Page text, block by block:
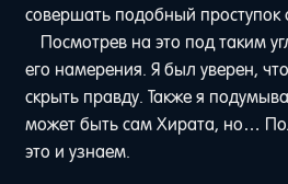
совершать подобный проступок
Посмотрев на это под таким
его намерения. Я был уверен,
скрыть правду. Также я
может быть сам Хирата, но…
это и узнаем.